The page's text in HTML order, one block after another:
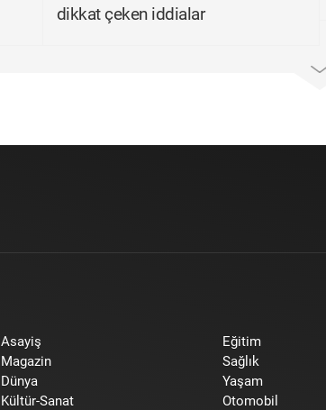
dikkat çeken iddialar
Asayiş
Magazin
Dünya
Kültür-Sanat
Eğitim
Sağlık
Yaşam
Otomobil